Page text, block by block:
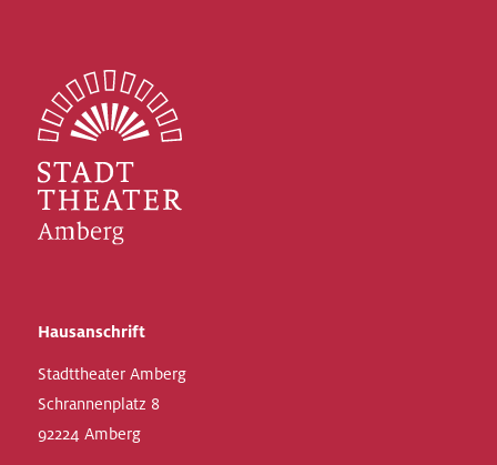
Hausanschrift
Stadttheater Amberg
Schrannenplatz 8
92224 Amberg